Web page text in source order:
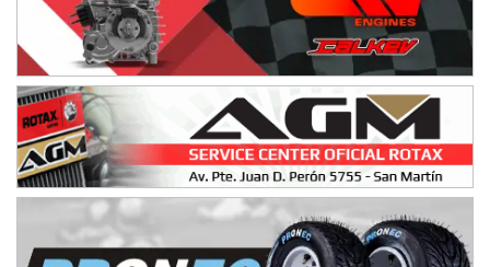
NORESTE SANTAFESINO - F6
Ciudad de Avellaneda (Asfalto)
Avellaneda (Santa Fe)
SUR SANTAFESINO - F4
José Samuel Sánchez (Tierra)
Rufino (Santa Fe)
TUCUMANO - F5
Juan Navarro (Asfalto)
El Timbó (Tucumán)